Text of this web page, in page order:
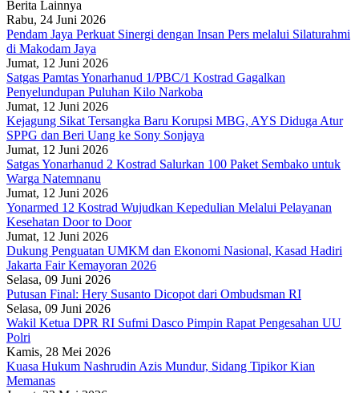
Berita Lainnya
Rabu, 24 Juni 2026
Pendam Jaya Perkuat Sinergi dengan Insan Pers melalui Silaturahmi
di Makodam Jaya
Jumat, 12 Juni 2026
Satgas Pamtas Yonarhanud 1/PBC/1 Kostrad Gagalkan
Penyelundupan Puluhan Kilo Narkoba
Jumat, 12 Juni 2026
Kejagung Sikat Tersangka Baru Korupsi MBG, AYS Diduga Atur
SPPG dan Beri Uang ke Sony Sonjaya
Jumat, 12 Juni 2026
Satgas Yonarhanud 2 Kostrad Salurkan 100 Paket Sembako untuk
Warga Natemnanu
Jumat, 12 Juni 2026
Yonarmed 12 Kostrad Wujudkan Kepedulian Melalui Pelayanan
Kesehatan Door to Door
Jumat, 12 Juni 2026
Dukung Penguatan UMKM dan Ekonomi Nasional, Kasad Hadiri
Jakarta Fair Kemayoran 2026
Selasa, 09 Juni 2026
Putusan Final: Hery Susanto Dicopot dari Ombudsman RI
Selasa, 09 Juni 2026
Wakil Ketua DPR RI Sufmi Dasco Pimpin Rapat Pengesahan UU
Polri
Kamis, 28 Mei 2026
Kuasa Hukum Nashrudin Azis Mundur, Sidang Tipikor Kian
Memanas